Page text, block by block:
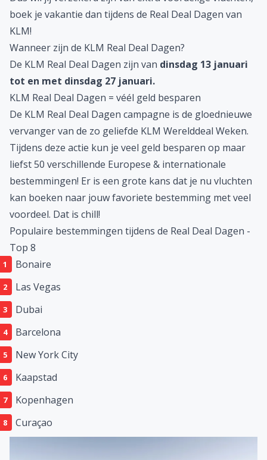
boek je vakantie dan tijdens de Real Deal Dagen van
KLM!
Wanneer zijn de KLM Real Deal Dagen?
De KLM Real Deal Dagen zijn van dinsdag 13 januari
tot en met dinsdag 27 januari.
KLM Real Deal Dagen = véél geld besparen
De KLM Real Deal Dagen campagne is de gloednieuwe
vervanger van de zo geliefde KLM Werelddeal Weken.
Tijdens deze actie kun je veel geld besparen op maar
liefst 50 verschillende Europese & internationale
bestemmingen! Er is een grote kans dat je nu vluchten
kan boeken naar jouw favoriete bestemming met veel
voordeel. Dat is chill!
Populaire bestemmingen tijdens de Real Deal Dagen -
Top 8
Bonaire
Las Vegas
Dubai
Barcelona
New York City
Kaapstad
Kopenhagen
Curaçao